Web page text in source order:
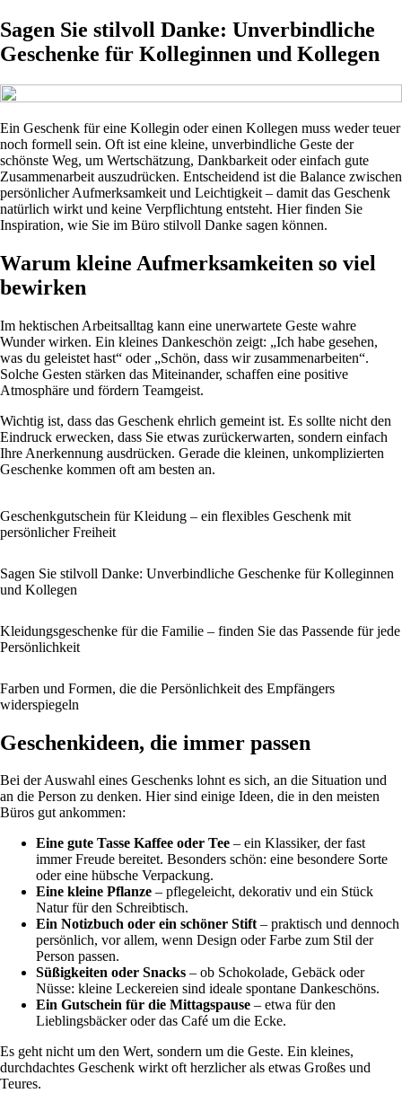
Sagen Sie stilvoll Danke: Unverbindliche
Geschenke für Kolleginnen und Kollegen
Ein Geschenk für eine Kollegin oder einen Kollegen muss weder teuer
noch formell sein. Oft ist eine kleine, unverbindliche Geste der
schönste Weg, um Wertschätzung, Dankbarkeit oder einfach gute
Zusammenarbeit auszudrücken. Entscheidend ist die Balance zwischen
persönlicher Aufmerksamkeit und Leichtigkeit – damit das Geschenk
natürlich wirkt und keine Verpflichtung entsteht. Hier finden Sie
Inspiration, wie Sie im Büro stilvoll Danke sagen können.
Warum kleine Aufmerksamkeiten so viel
bewirken
Im hektischen Arbeitsalltag kann eine unerwartete Geste wahre
Wunder wirken. Ein kleines Dankeschön zeigt: „Ich habe gesehen,
was du geleistet hast“ oder „Schön, dass wir zusammenarbeiten“.
Solche Gesten stärken das Miteinander, schaffen eine positive
Atmosphäre und fördern Teamgeist.
Wichtig ist, dass das Geschenk ehrlich gemeint ist. Es sollte nicht den
Eindruck erwecken, dass Sie etwas zurückerwarten, sondern einfach
Ihre Anerkennung ausdrücken. Gerade die kleinen, unkomplizierten
Geschenke kommen oft am besten an.
Geschenkgutschein für Kleidung – ein flexibles Geschenk mit
persönlicher Freiheit
Sagen Sie stilvoll Danke: Unverbindliche Geschenke für Kolleginnen
und Kollegen
Kleidungsgeschenke für die Familie – finden Sie das Passende für jede
Persönlichkeit
Farben und Formen, die die Persönlichkeit des Empfängers
widerspiegeln
Geschenkideen, die immer passen
Bei der Auswahl eines Geschenks lohnt es sich, an die Situation und
an die Person zu denken. Hier sind einige Ideen, die in den meisten
Büros gut ankommen:
Eine gute Tasse Kaffee oder Tee – ein Klassiker, der fast
immer Freude bereitet. Besonders schön: eine besondere Sorte
oder eine hübsche Verpackung.
Eine kleine Pflanze – pflegeleicht, dekorativ und ein Stück
Natur für den Schreibtisch.
Ein Notizbuch oder ein schöner Stift– praktisch und dennoch
persönlich, vor allem, wenn Design oder Farbe zum Stil der
Person passen.
Süßigkeiten oder Snacks – ob Schokolade, Gebäck oder
Nüsse: kleine Leckereien sind ideale spontane Dankeschöns.
Ein Gutschein für die Mittagspause – etwa für den
Lieblingsbäcker oder das Café um die Ecke.
Es geht nicht um den Wert, sondern um die Geste. Ein kleines,
durchdachtes Geschenk wirkt oft herzlicher als etwas Großes und
Teures.